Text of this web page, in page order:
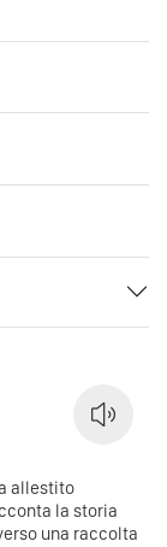
allestito
la storia
una raccolta